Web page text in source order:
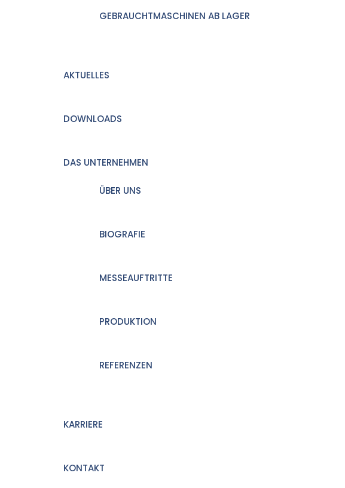
GEBRAUCHTMASCHINEN AB LAGER
AKTUELLES
DOWNLOADS
DAS UNTERNEHMEN
ÜBER UNS
BIOGRAFIE
MESSEAUFTRITTE
PRODUKTION
REFERENZEN
KARRIERE
KONTAKT